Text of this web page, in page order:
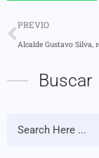
PREVIO
Buscar